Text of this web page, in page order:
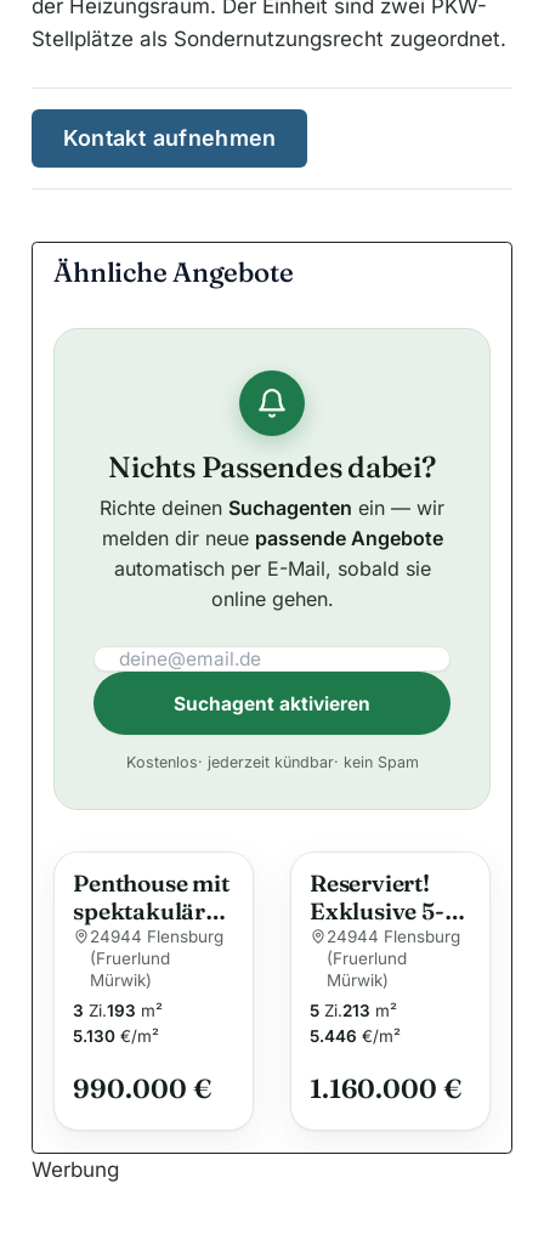
der Heizungsraum. Der Einheit sind zwei PKW-
Stellplätze als Sondernutzungsrecht zugeordnet.
Kontakt aufnehmen
Ähnliche Angebote
Nichts Passendes dabei?
Richte deinen Suchagenten ein — wir
melden dir neue passende Angebote
automatisch per E-Mail, sobald sie
online gehen.
Suchagent aktivieren
t
Kostenlos· jederzeit kündbar· kein Spam
Penthouse mit
spektakuläre
m Fördeblick –
Wohnen auf
höchstem
Niveau in der
„Alten
Gärtnerei“
24944 Flensburg
(Fruerlund
Mürwik)
3 Zi.193 m²
5.130 €/m²
990.000 €
Reserviert!
Exklusive 5-
Zimmer-
Maisonettewo
hnung in
erstklassiger
Lage und mit
Blick auf die
Flensburger
Förde
24944 Flensburg
(Fruerlund
Mürwik)
5 Zi.213 m²
5.446 €/m²
1.160.000 €
Werbung